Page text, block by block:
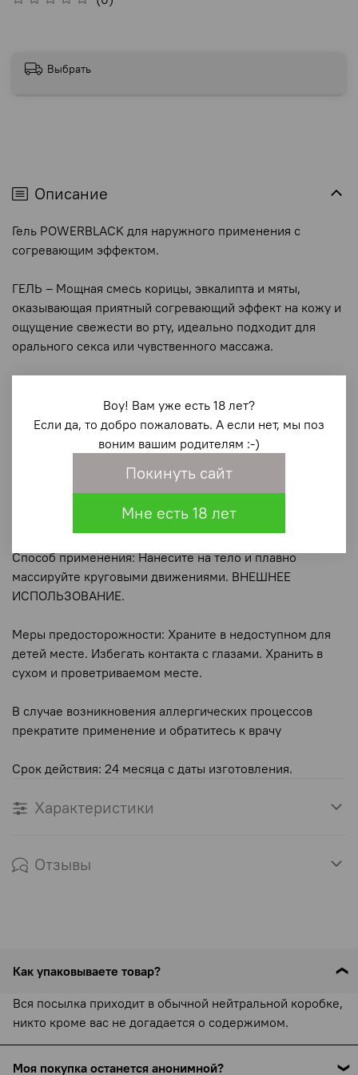
Выбрать
Описание
Гель POWERBLACK для наружного применения с
согревающим эффектом.
ГЕЛЬ – Мощная смесь корицы, эвкалипта и мяты,
оказывающая приятный согревающий эффект на кожу и
ощущение свежести во рту, идеально подходит для
орального секса или чувственного массажа.
Объем: 35мл.
лимонная кислота, этиловый спирт, ментол, аромат.
Способ применения: Нанесите на тело и плавно
массируйте круговыми движениями. ВНЕШНЕЕ
ИСПОЛЬЗОВАНИЕ.
Меры предосторожности: Храните в недоступном для
детей месте. Избегать контакта с глазами. Хранить в
сухом и проветриваемом месте.
В случае возникновения аллергических процессов
прекратите применение и обратитесь к врачу
Срок действия: 24 месяца с даты изготовления.
Характеристики
Отзывы
Как упаковываете товар?
Вся посылка приходит в обычной нейтральной коробке,
никто кроме вас не догадается о содержимом.
Моя покупка останется анонимной?
Воу! Вам уже есть 18 лет?
Если да, то добро пожаловать. А если нет, мы поз
воним вашим родителям :-)
Покинуть сайт
Мне есть 18 лет